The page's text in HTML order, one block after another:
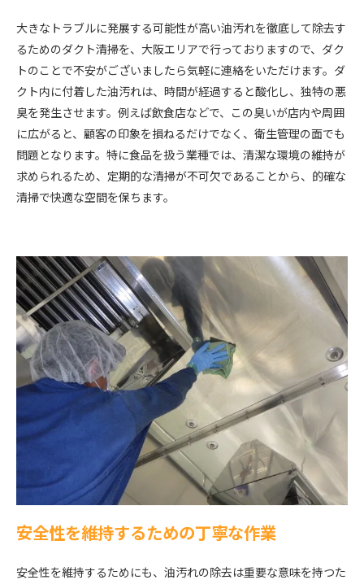
大きなトラブルに発展する可能性が高い油汚れを徹底して除去す
るためのダクト清掃を、大阪エリアで行っておりますので、ダク
トのことで不安がございましたら気軽に連絡をいただけます。ダ
クト内に付着した油汚れは、時間が経過すると酸化し、独特の悪
臭を発生させます。例えば飲食店などで、この臭いが店内や周囲
に広がると、顧客の印象を損ねるだけでなく、衛生管理の面でも
問題となります。特に食品を扱う業種では、清潔な環境の維持が
求められるため、定期的な清掃が不可欠であることから、的確な
清掃で快適な空間を保ちます。
安全性を維持するための丁寧な作業
安全性を維持するためにも、油汚れの除去は重要な意味を持つた